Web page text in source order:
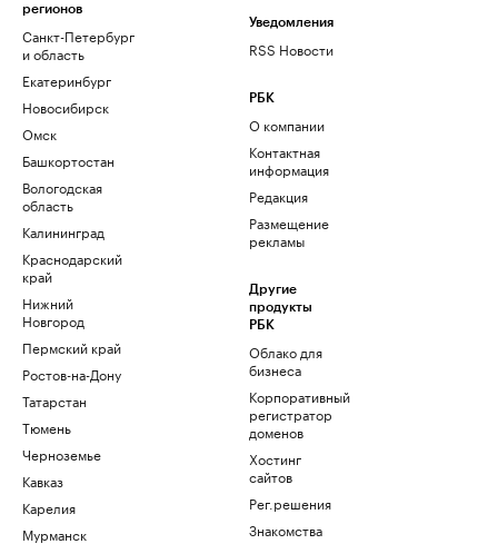
регионов
Санкт-Петербург
и область
Екатеринбург
Новосибирск
Омск
Башкортостан
Вологодская
область
Калининград
Краснодарский
край
Нижний
Новгород
Пермский край
Ростов-на-Дону
Татарстан
Тюмень
Черноземье
Кавказ
Карелия
Мурманск
Уведомления
RSS Новости
РБК
О компании
Контактная
информация
Редакция
Размещение
рекламы
Другие
продукты
РБК
Облако для
бизнеса
Корпоративный
регистратор
доменов
Хостинг
сайтов
Рег.решения
Знакомства